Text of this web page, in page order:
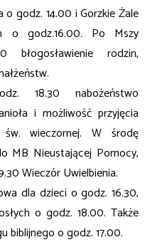
o godz. 14.00 i Gorzkie Żale
o godz.16.00. Po Mszy
rodzin,
18.30 nabożeństwo
i możliwość przyjęcia
wieczornej. W środę
MB Nieustającej Pomocy,
Wieczór Uwielbienia.
dla dzieci o godz. 16.30,
o godz. 18.00. Także
biblijnego o godz. 17.00.